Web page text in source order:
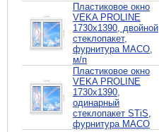
Пластиковое окно
VEKA PROLINE
1730х1390, двойной
стеклопакет,
фурнитура MACO,
м/п
Пластиковое окно
VEKA PROLINE
1730х1390,
одинарный
стеклопакет STiS,
фурнитура MACO